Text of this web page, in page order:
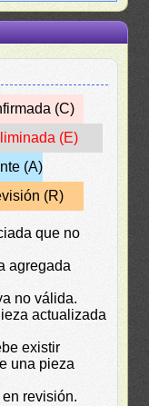
(C)
(E)
(A)
(R)
que no
agregada
no válida.
actualizada
existir
una pieza
revisión.